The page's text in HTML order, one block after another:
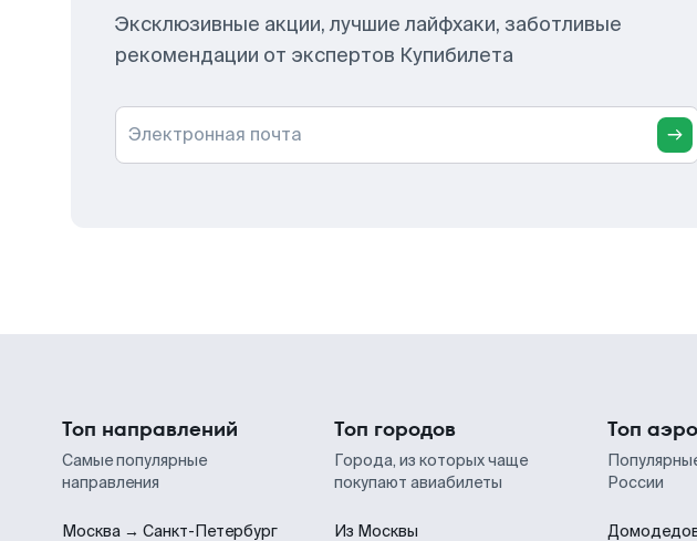
Эксклюзивные акции, лучшие лайфхаки, заботливые
рекомендации от экспертов Купибилета
Электронная почта
Топ направлений
Самые популярные
направления
Москва → Санкт-Петербург
Топ городов
Города, из которых чаще
покупают авиабилеты
Из Москвы
Топ
России